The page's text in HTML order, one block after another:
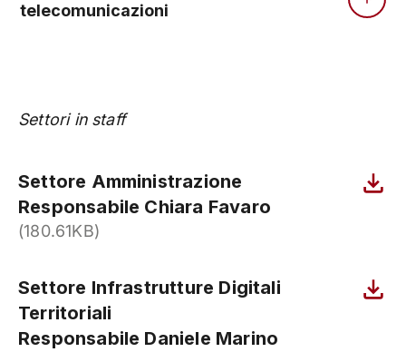
telecomunicazioni
Settori in staff
Settore Amministrazione
Responsabile Chiara Favaro
(180.61KB)
Settore Infrastrutture Digitali
Territoriali
Responsabile Daniele Marino